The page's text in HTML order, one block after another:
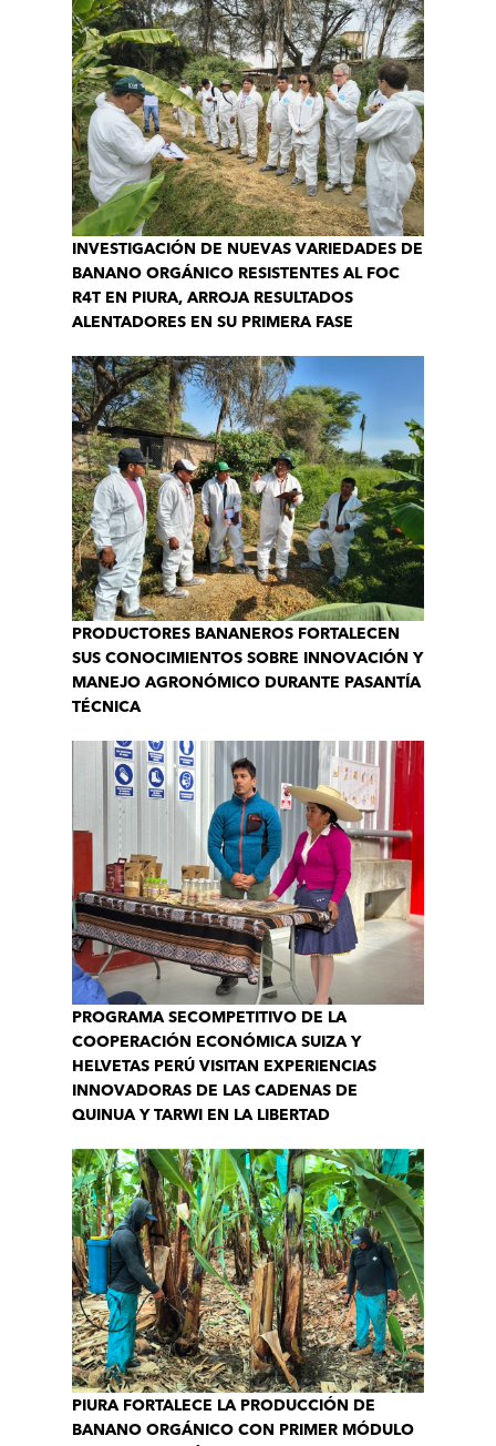
INVESTIGACIÓN DE NUEVAS VARIEDADES DE
BANANO ORGÁNICO RESISTENTES AL FOC
R4T EN PIURA, ARROJA RESULTADOS
ALENTADORES EN SU PRIMERA FASE
PRODUCTORES BANANEROS FORTALECEN
SUS CONOCIMIENTOS SOBRE INNOVACIÓN Y
MANEJO AGRONÓMICO DURANTE PASANTÍA
TÉCNICA
PROGRAMA SECOMPETITIVO DE LA
COOPERACIÓN ECONÓMICA SUIZA Y
HELVETAS PERÚ VISITAN EXPERIENCIAS
INNOVADORAS DE LAS CADENAS DE
QUINUA Y TARWI EN LA LIBERTAD
PIURA FORTALECE LA PRODUCCIÓN DE
BANANO ORGÁNICO CON PRIMER MÓDULO